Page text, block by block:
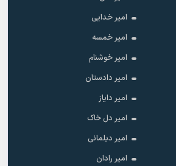
امیر خدایی
امیر خمسه
امیر خوشنام
امیر دادستان
امیر دایاز
امیر دل خاک
امیر دیلمانی
امیر رادان